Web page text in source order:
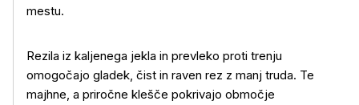
mestu.
Rezila iz kaljenega jekla in prevleko proti trenju
omogočajo gladek, čist in raven rez z manj truda. Te
majhne, a priročne klešče pokrivajo območje